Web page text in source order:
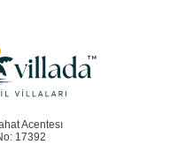
Acentesı
17392